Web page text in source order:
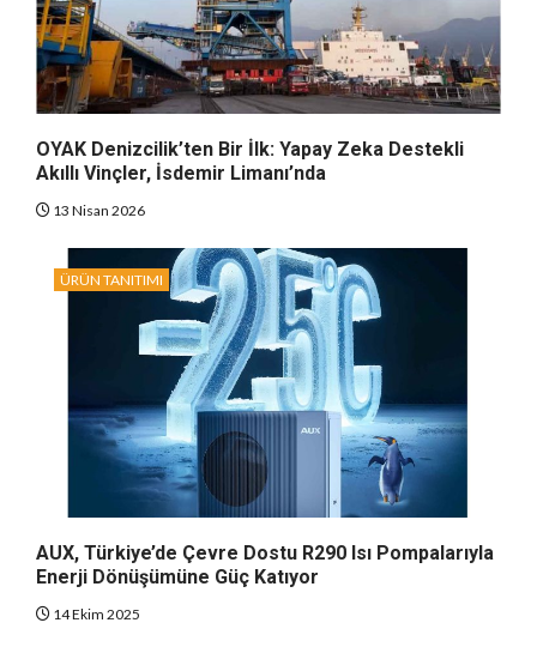
OYAK Denizcilik’ten Bir İlk: Yapay Zeka Destekli
Akıllı Vinçler, İsdemir Limanı’nda
13 Nisan 2026
ÜRÜN TANITIMI
AUX, Türkiye’de Çevre Dostu R290 Isı Pompalarıyla
Enerji Dönüşümüne Güç Katıyor
14 Ekim 2025